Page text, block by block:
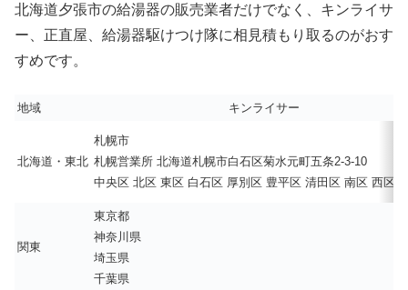
北海道夕張市の給湯器の販売業者だけでなく、キンライサ
ー、正直屋、給湯器駆けつけ隊に相見積もり取るのがおす
すめです。
地域 キンライサー
北海道・東北
札幌市
札幌営業所 北海道札幌市白石区菊水元町五条2-3-10
中央区 北区 東区 白石区 厚別区 豊平区 清田区 南区 西区
関東
東京都
神奈川県
埼玉県
千葉県